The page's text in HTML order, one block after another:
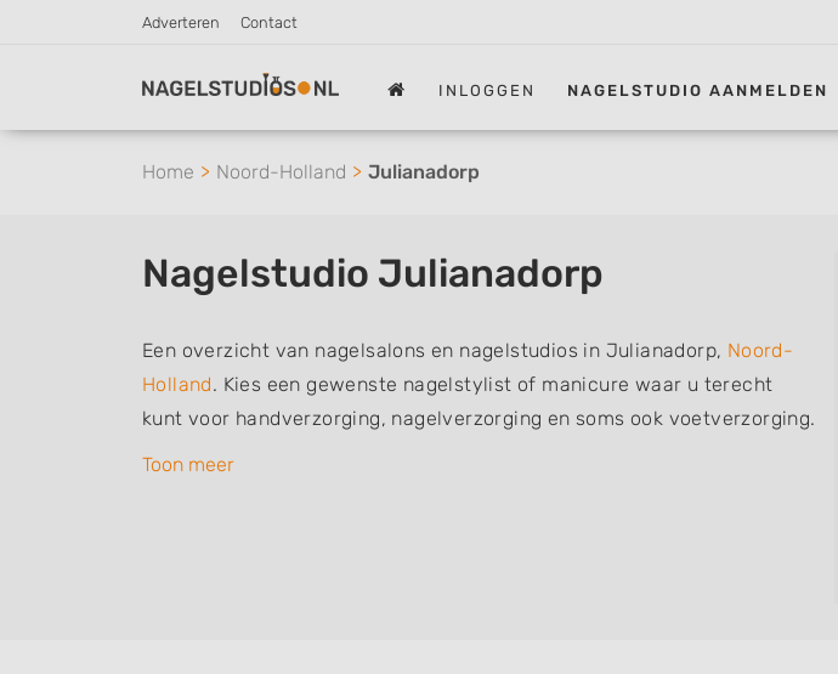
Adverteren Contact
INLOGGEN NAGELSTUDIO AANMELDEN
Home Noord-Holland Julianadorp
Nagelstudio Julianadorp
Een overzicht van nagelsalons en nagelstudios in Julianadorp, Noord-
Holland. Kies een gewenste nagelstylist of manicure waar u terecht
kunt voor handverzorging, nagelverzorging en soms ook voetverzorging.
De nagelstylisten hebben mogelijk een van de volgende specialisaties
Toon meer